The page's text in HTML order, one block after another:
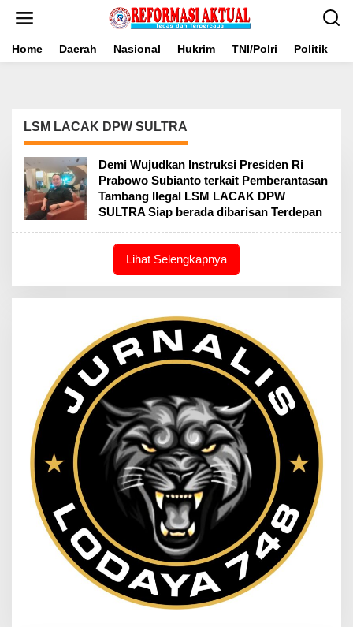
Home Daerah Nasional Hukrim TNI/Polri Politik
LSM LACAK DPW SULTRA
Demi Wujudkan Instruksi Presiden Ri
Prabowo Subianto terkait Pemberantasan
Tambang Ilegal LSM LACAK DPW
SULTRA Siap berada dibarisan Terdepan
Lihat Selengkapnya